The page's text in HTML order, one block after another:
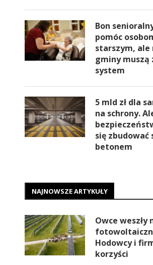
Bon
pomóc
starszym,
gminy muszą
system
5 mld zł dla
na schrony.
się zbudować
betonem
NAJNOWSZE ARTYKUŁY
Owce weszły
Hodowcy i
korzyści